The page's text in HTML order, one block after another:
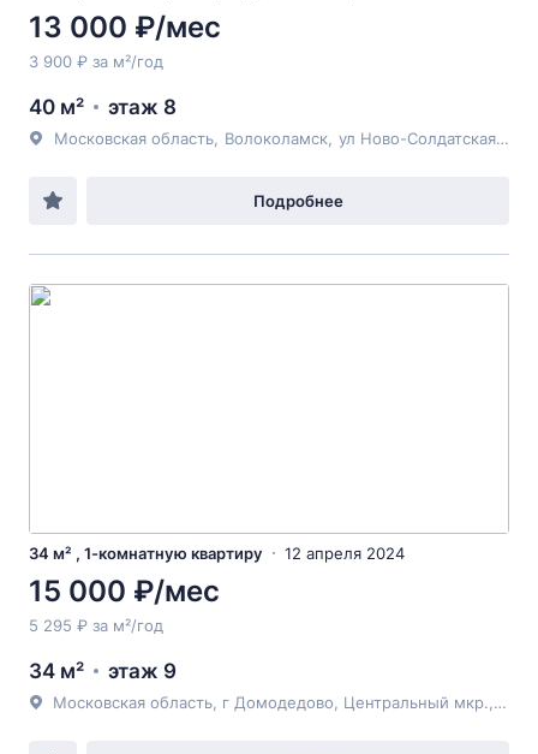
13 000 ₽/мес
3 900 ₽ за м²/год
40 м² этаж 8
Московская область Волоколамск ул Ново-Солдатская, 6
Подробнее
34 м² , 1-комнатную квартиру 12 апреля 2024
15 000 ₽/мес
5 295 ₽ за м²/год
34 м² этаж 9
Московская область, г Домодедово, Центральный мкр., Кирова ул9к1